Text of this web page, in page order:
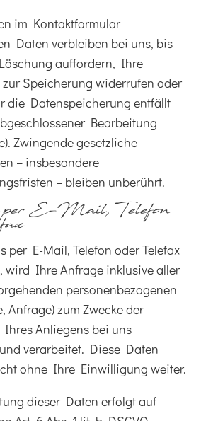
im Kontaktformular
Daten verbleiben bei uns, bis
auffordern, Ihre
Speicherung widerrufen oder
die Datenspeicherung entfällt
Bearbeitung
Zwingende gesetzliche
– insbesondere
– bleiben unberührt.
E-Mail, Telefon
per E-Mail, Telefon oder Telefax
wird Ihre Anfrage inklusive aller
personenbezogenen
Anfrage) zum Zwecke der
Anliegens bei uns
verarbeitet. Diese Daten
ohne Ihre Einwilligung weiter.
dieser Daten erfolgt auf